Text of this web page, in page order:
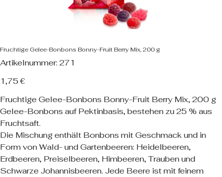
Fruchtige Gelee-Bonbons Bonny-Fruit Berry Mix, 200 g
Artikelnummer: Artikelnummer:
271
271
Preis
1,75 €
Fruchtige Gelee-Bonbons Bonny-Fruit Berry Mix, 200 g
Gelee-Bonbons auf Pektinbasis, bestehen zu 25 % aus
Fruchtsaft.
Die Mischung enthält Bonbons mit Geschmack und in
Form von Wald- und Gartenbeeren: Heidelbeeren,
Erdbeeren, Preiselbeeren, Himbeeren, Trauben und
Schwarze Johannisbeeren. Jede Beere ist mit feinem